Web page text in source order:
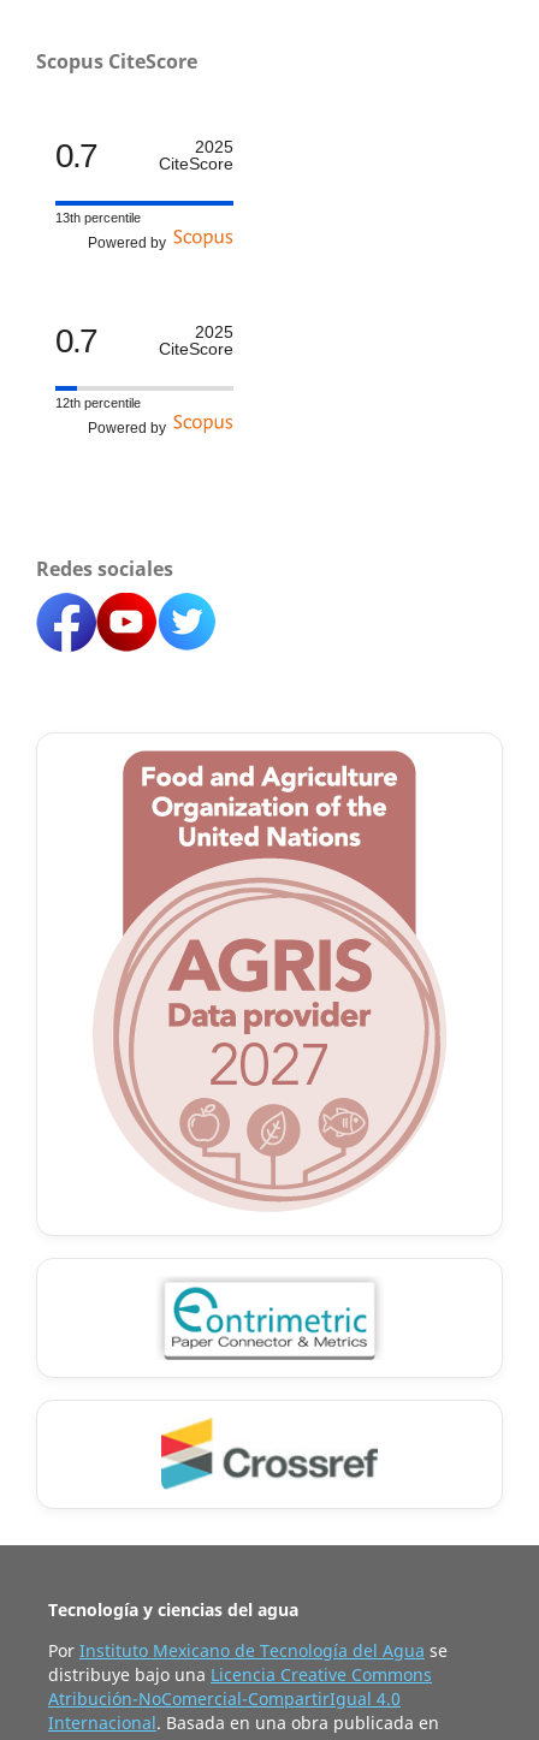
Scopus CiteScore
0.7
2025
CiteScore
13th percentile
Powered by
0.7
2025
CiteScore
12th percentile
Powered by
Redes sociales
Tecnología y ciencias del agua
Por Instituto Mexicano de Tecnología del Agua se
distribuye bajo una Licencia Creative Commons
Atribución-NoComercial-CompartirIgual 4.0
Internacional. Basada en una obra publicada en